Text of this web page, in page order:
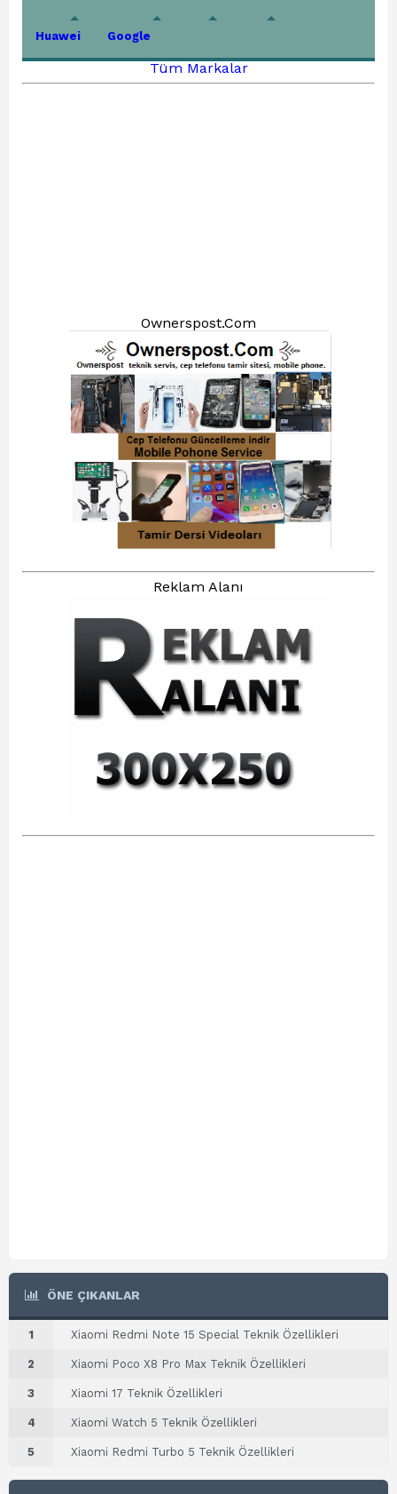
Huawei Google
Tüm Markalar
Ownerspost.Com
Reklam Alanı
ÖNE ÇIKANLAR
1 Xiaomi Redmi Note 15 Special Teknik Özellikleri
2 Xiaomi Poco X8 Pro Max Teknik Özellikleri
3 Xiaomi 17 Teknik Özellikleri
4 Xiaomi Watch 5 Teknik Özellikleri
5 Xiaomi Redmi Turbo 5 Teknik Özellikleri